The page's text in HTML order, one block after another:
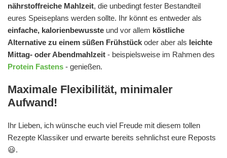
nährstoffreiche Mahlzeit, die unbedingt fester Bestandteil
eures Speiseplans werden sollte. Ihr könnt es entweder als
einfache, kalorienbewusste und vor allem köstliche
Alternative zu einem süßen Frühstück oder aber als leichte
Mittag- oder Abendmahlzeit - beispielsweise im Rahmen des
Protein Fastens - genießen.
Maximale Flexibilität, minimaler
Aufwand!
Ihr Lieben, ich wünsche euch viel Freude mit diesem tollen
Rezepte Klassiker und erwarte bereits sehnlichst eure Reposts
😃.